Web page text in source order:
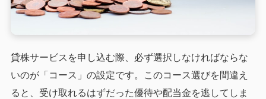
貸株サービスを申し込む際、必ず選択しなければならな
いのが「コース」の設定です。このコース選びを間違え
ると、受け取れるはずだった優待や配当金を逃してしま